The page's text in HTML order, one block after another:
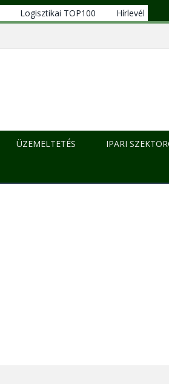
Logisztikai TOP100
Hírlevél
ÜZEMELTETÉS IPARI